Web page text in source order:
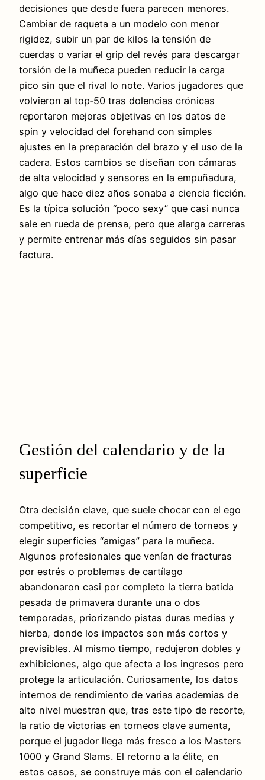
decisiones que desde fuera parecen menores.
Cambiar de raqueta a un modelo con menor
rigidez, subir un par de kilos la tensión de
cuerdas o variar el grip del revés para descargar
torsión de la muñeca pueden reducir la carga
pico sin que el rival lo note. Varios jugadores que
volvieron al top‑50 tras dolencias crónicas
reportaron mejoras objetivas en los datos de
spin y velocidad del forehand con simples
ajustes en la preparación del brazo y el uso de la
cadera. Estos cambios se diseñan con cámaras
de alta velocidad y sensores en la empuñadura,
algo que hace diez años sonaba a ciencia ficción.
Es la típica solución “poco sexy” que casi nunca
sale en rueda de prensa, pero que alarga carreras
y permite entrenar más días seguidos sin pasar
factura.
Gestión del calendario y de la
superficie
Otra decisión clave, que suele chocar con el ego
competitivo, es recortar el número de torneos y
elegir superficies “amigas” para la muñeca.
Algunos profesionales que venían de fracturas
por estrés o problemas de cartílago
abandonaron casi por completo la tierra batida
pesada de primavera durante una o dos
temporadas, priorizando pistas duras medias y
hierba, donde los impactos son más cortos y
previsibles. Al mismo tiempo, redujeron dobles y
exhibiciones, algo que afecta a los ingresos pero
protege la articulación. Curiosamente, los datos
internos de rendimiento de varias academias de
alto nivel muestran que, tras este tipo de recorte,
la ratio de victorias en torneos clave aumenta,
porque el jugador llega más fresco a los Masters
1000 y Grand Slams. El retorno a la élite, en
estos casos, se construye más con el calendario